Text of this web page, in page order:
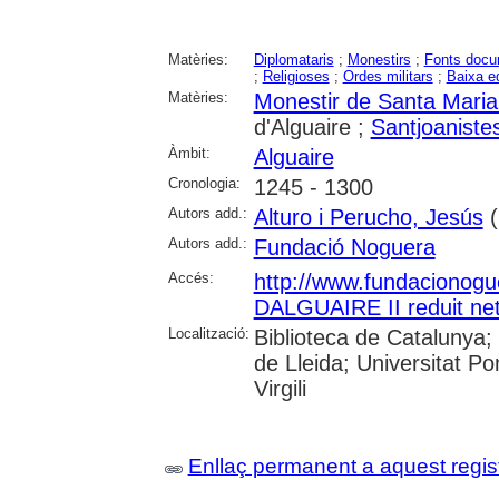
Matèries: Diplomataris ; Monestirs ; Fonts
; Religioses ; Ordes militars ; Baixa
Matèries:
Monestir de Santa
d'Alguaire ;
Àmbit: Alguaire
Cronologia: 1245 - 1300
Autors add.: Alturo i Perucho, Jesús
Autors add.: Fundació Noguera
Accés:
http://
DALGUAIRE II reduit
Localització: Biblioteca de
de Lleida; Universitat
Virgili
Enllaç permanent a aquest